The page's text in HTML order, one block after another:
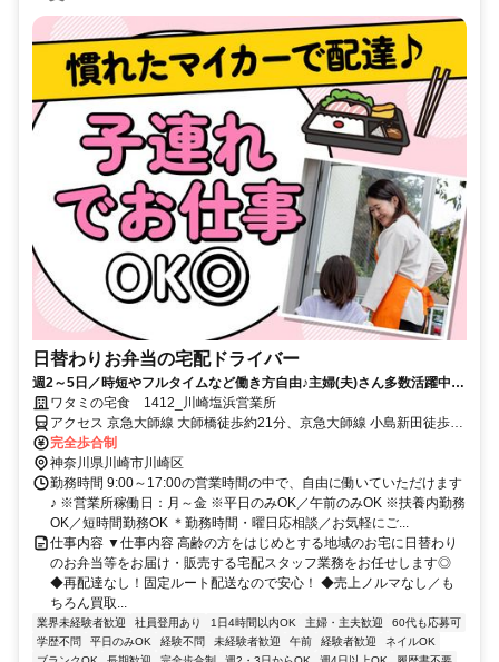
日替わりお弁当の宅配ドライバー
週2～5日／時短やフルタイムなど働き方自由♪主婦(夫)さん多数活躍中！
サポート体制バッチリなのでお子さんの行事でのお休みなども取りやす
い◎
ワタミの宅食 1412_川崎塩浜営業所
アクセス 京急大師線 大師橋徒歩約21分、京急大師線 小島新田徒歩約
22分、京急大師線 東門前徒歩約23分
完全歩合制
神奈川県川崎市川崎区
勤務時間 9:00～17:00の営業時間の中で、自由に働いていただけます
♪ ※営業所稼働日：月～金 ※平日のみOK／午前のみOK ※扶養内勤務
OK／短時間勤務OK ＊勤務時間・曜日応相談／お気軽にご...
仕事内容 ▼仕事内容 高齢の方をはじめとする地域のお宅に日替わり
のお弁当等をお届け・販売する宅配スタッフ業務をお任せします◎
◆再配達なし！固定ルート配送なので安心！ ◆売上ノルマなし／も
ちろん買取...
業界未経験者歓迎 社員登用あり 1日4時間以内OK 主婦・主夫歓迎
60代も応募可
学歴不問
平日のみOK 経験不問 未経験者歓迎 午前 経験者歓迎
ネイルOK